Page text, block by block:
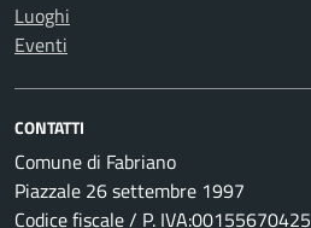
Luoghi
Eventi
CONTATTI
Comune di Fabriano
Piazzale 26 settembre 1997
Codice fiscale / P. IVA:00155670425